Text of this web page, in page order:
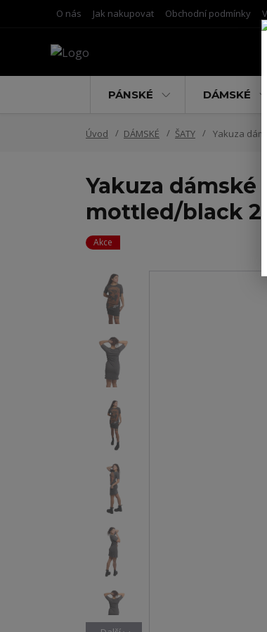
O nás Jak nakupovat Obchodní podmínky
PÁNSKÉ DÁMSKÉ
Úvod DÁMSKÉ ŠATY Yakuza
Yakuza dámské
mottled/black
Akce